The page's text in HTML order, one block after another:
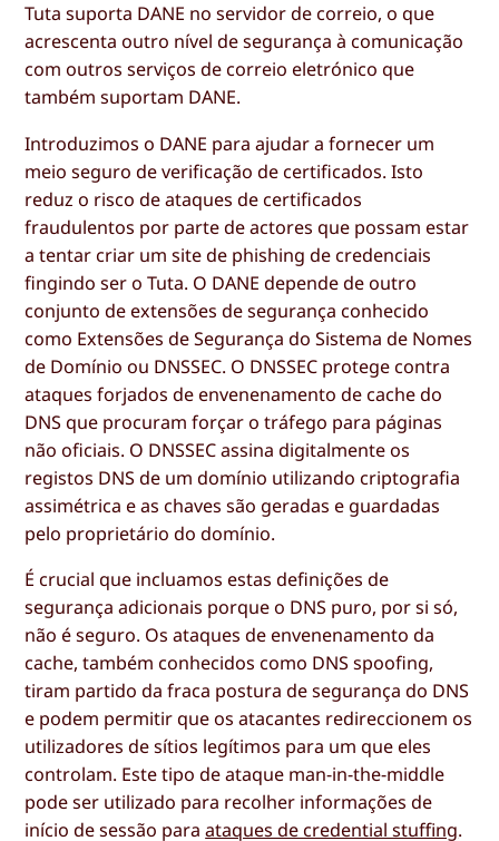
Tuta suporta DANE no servidor de correio, o que
acrescenta outro nível de segurança à comunicação
com outros serviços de correio eletrónico que
também suportam DANE.
Introduzimos o DANE para ajudar a fornecer um
meio seguro de verificação de certificados. Isto
reduz o risco de ataques de certificados
fraudulentos por parte de actores que possam estar
a tentar criar um site de phishing de credenciais
fingindo ser o Tuta. O DANE depende de outro
conjunto de extensões de segurança conhecido
como Extensões de Segurança do Sistema de Nomes
de Domínio ou DNSSEC. O DNSSEC protege contra
ataques forjados de envenenamento de cache do
DNS que procuram forçar o tráfego para páginas
não oficiais. O DNSSEC assina digitalmente os
registos DNS de um domínio utilizando criptografia
assimétrica e as chaves são geradas e guardadas
pelo proprietário do domínio.
É crucial que incluamos estas definições de
segurança adicionais porque o DNS puro, por si só,
não é seguro. Os ataques de envenenamento da
cache, também conhecidos como DNS spoofing,
tiram partido da fraca postura de segurança do DNS
e podem permitir que os atacantes redireccionem os
utilizadores de sítios legítimos para um que eles
controlam. Este tipo de ataque man-in-the-middle
pode ser utilizado para recolher informações de
início de sessão paraataques de credential stuffing.